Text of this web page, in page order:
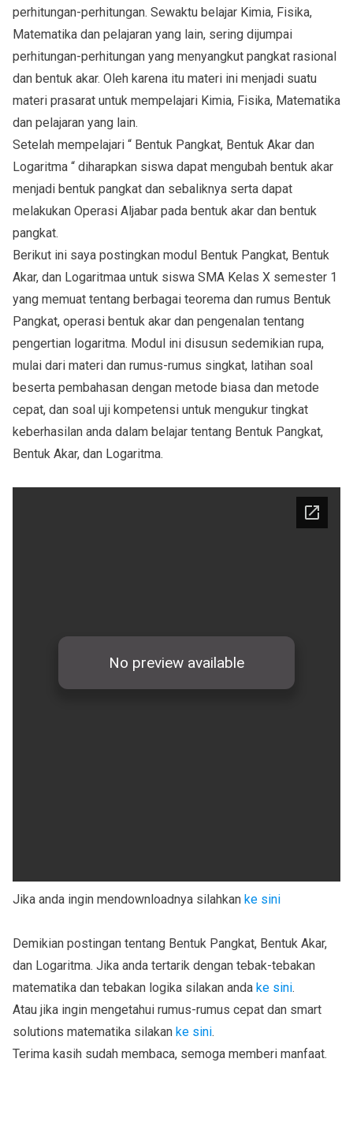
perhitungan-perhitungan. Sewaktu belajar Kimia, Fisika,
Matematika dan pelajaran yang lain, sering dijumpai
perhitungan-perhitungan yang menyangkut pangkat rasional
dan bentuk akar. Oleh karena itu materi ini menjadi suatu
materi prasarat untuk mempelajari Kimia, Fisika, Matematika
dan pelajaran yang lain.
Setelah mempelajari “ Bentuk Pangkat, Bentuk Akar dan
Logaritma “ diharapkan siswa dapat mengubah bentuk akar
menjadi bentuk pangkat dan sebaliknya serta dapat
melakukan Operasi Aljabar pada bentuk akar dan bentuk
pangkat.
Berikut ini saya postingkan modul Bentuk Pangkat, Bentuk
Akar, dan Logaritmaa untuk siswa SMA Kelas X semester 1
yang memuat tentang berbagai teorema dan rumus Bentuk
Pangkat, operasi bentuk akar dan pengenalan tentang
pengertian logaritma. Modul ini disusun sedemikian rupa,
mulai dari materi dan rumus-rumus singkat, latihan soal
beserta pembahasan dengan metode biasa dan metode
cepat, dan soal uji kompetensi untuk mengukur tingkat
keberhasilan anda dalam belajar tentang Bentuk Pangkat,
Bentuk Akar, dan Logaritma.
Jika anda ingin mendownloadnya silahkan ke sini
Demikian postingan tentang Bentuk Pangkat, Bentuk Akar,
dan Logaritma. Jika anda tertarik dengan tebak-tebakan
matematika dan tebakan logika silakan anda ke sini.
Atau jika ingin mengetahui rumus-rumus cepat dan smart
solutions matematika silakan ke sini.
Terima kasih sudah membaca, semoga memberi manfaat.